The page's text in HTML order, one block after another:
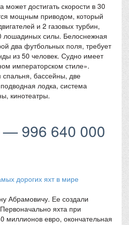
может достигать скорости в 30
мощным приводом, который
и 2 газовых турбин,
силы. Белоснежная
два футбольных поля, требует
из 50 человек. Судно имеет
императорском стиле».
бассейны, две
лодка, система
кинотеатры.
— 996 640 000
Абрамовичу. Ее создали
яхта при
миллионов евро, окончательная